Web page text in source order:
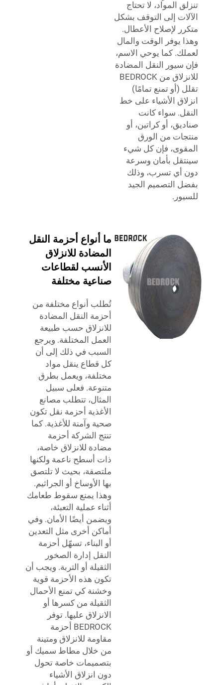
تنزلق المواد، لا تحتاج
الآلات إلى التوقف بشكل
متكرر لإصلاح الأعطال.
وهذا يوفر الوقت والمال
لعملك. كما يوحي الاسم،
فإن سيور النقل المضادة
للانزلاق من BEDROCK
تقلل (أو تمنع تمامًا)
انزلاق الأشياء على خط
النقل. سواء كانت
صناديق، أو كراتين، أو
منتجات من الورق
المقوى، فإن كل شيء
سينتقل بأمان وسرعة
دون أي تسرب، وذلك
بفضل التصميم الجيد
للسيور.
ما أنواع أحزمة النقل
المضادة للانزلاق
الأنسب لقطاعات
صناعية مختلفة
تُطلب أنواع مختلفة من
أحزمة النقل المضادة
للانزلاق حسب طبيعة
العمل المختلفة. ويرجع
السبب في ذلك إلى أن
كل قطاع ينقل مواد
مختلفة، ويعمل بطرق
متنوعة. فعلى سبيل
المثال، تتطلب مصانع
الأغذية أحزمة نقل تكون
صحية وآمنة للأغذية. كما
تنتج الشركة أحزمة
مضادة للانزلاق خاصة،
ذات أسطح ناعمة ولكنها
ملتصقة، بحيث لا تلتصق
بها الأوساخ أو الجراثيم.
وهذا يمنع سقوط طعامك
أثناء عملية التعبئة،
ويضمن أيضًا الأمان. وفي
أماكن أخرى مثل التعدين
أو البناء، تسهّل أحزمة
النقل إدارة الصخور
الثقيلة أو التربة. ويجب أن
تكون هذه الأحزمة قوية
وخشنة كي تمنع الأحمال
الثقيلة من كسرها أو
الانزلاق عليها. توفر
BEDROCK أحزمة
مقاومة للانزلاق ومتينة
من خلال مطاط سميك أو
بتصميمات خاصة تحول
دون انزلاق الأشياء